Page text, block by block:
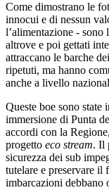
Come dimostrano le
innocui e di nessun
l’alimentazione - sono
altrove e poi gettati
attraccano le barche
ripetuti, ma hanno
anche a livello
Queste boe sono state
immersione di Punta
accordi con la
progetto eco stream. Il
sicurezza dei sub
tutelare e preservare il
imbarcazioni debbano